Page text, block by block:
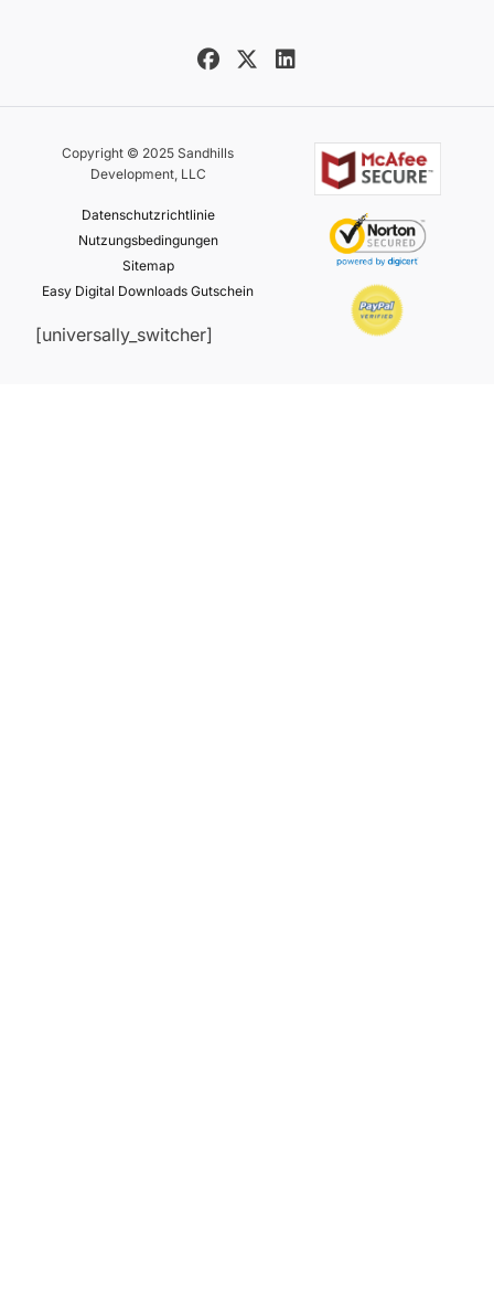
Copyright © 2025 Sandhills
Development, LLC
Datenschutzrichtlinie
Nutzungsbedingungen
Sitemap
Easy Digital Downloads Gutschein
[universally_switcher]